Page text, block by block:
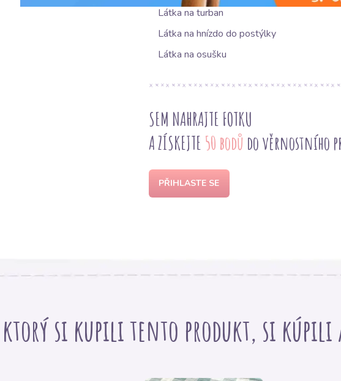
Látka na turban
Látka na hnízdo do postýlky
Látka na osušku
SEM NAHRAJTE FOTKU
A ZÍSKEJTE 50 bodů do věrnostního
PŘIHLASTE SE
ktorý si kupili tento produkt, si